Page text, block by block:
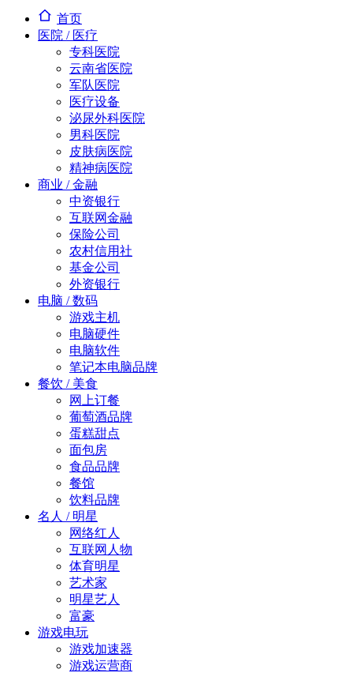
首页
医院 / 医疗
专科医院
云南省医院
军队医院
医疗设备
泌尿外科医院
男科医院
皮肤病医院
精神病医院
商业 / 金融
中资银行
互联网金融
保险公司
农村信用社
基金公司
外资银行
电脑 / 数码
游戏主机
电脑硬件
电脑软件
笔记本电脑品牌
餐饮 / 美食
网上订餐
葡萄酒品牌
蛋糕甜点
面包房
食品品牌
餐馆
饮料品牌
名人 / 明星
网络红人
互联网人物
体育明星
艺术家
明星艺人
富豪
游戏电玩
游戏加速器
游戏运营商